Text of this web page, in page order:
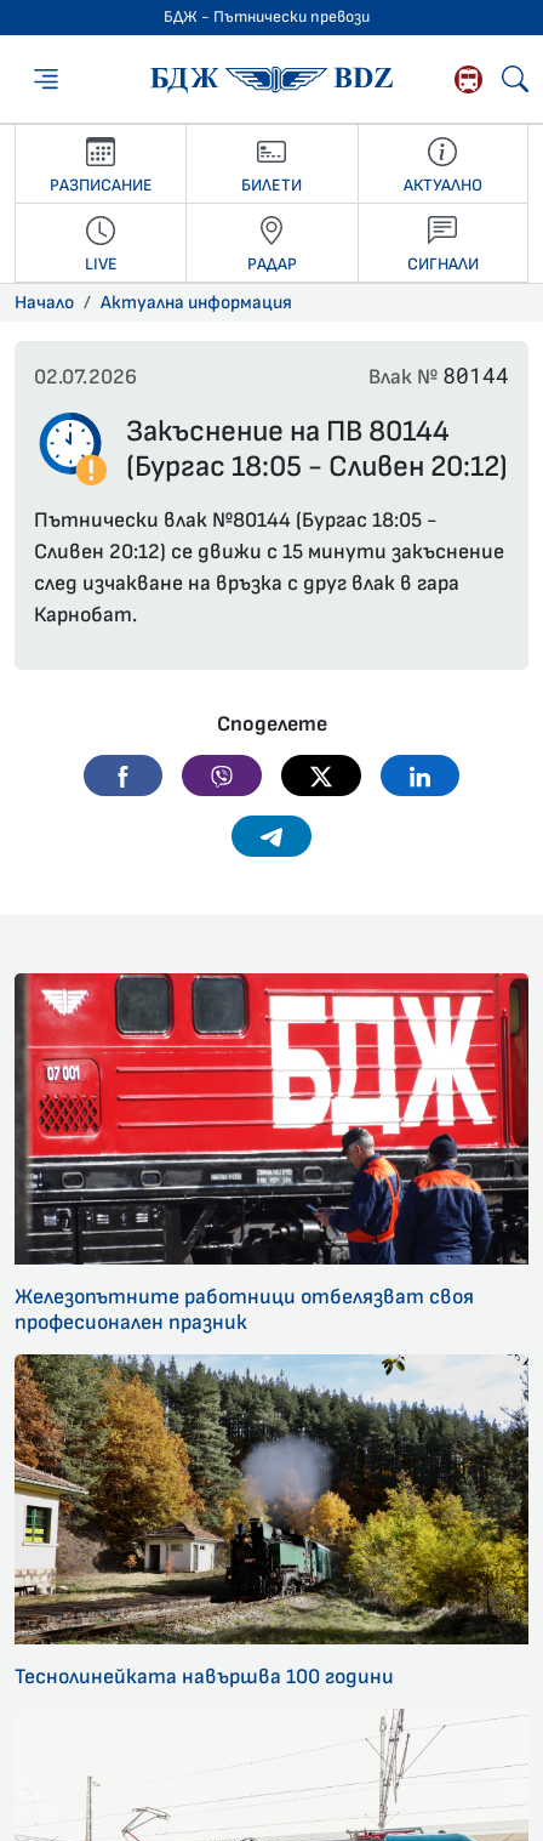
БДЖ - Пътнически превози
БДЖ -
РАЗПИСАНИЕ БИЛЕТИ АКТУАЛНО
LIVE РАДАР СИГНАЛИ
Начало Актуална информация
02.07.2026 Влак № 80144
Закъснение на ПВ 80144
(Бургас 18:05 - Сливен 20:12)
Пътнически влак №80144 (Бургас 18:05 -
Сливен 20:12) се движи с 15 минути закъснение
след изчакване на връзка с друг влак в гара
Карнобат.
Споделете
Facebook Viber Twitter Linkedin
Telegram
Железопътните работници отбелязват своя
професионален празник
Теснолинейката навършва 100 години